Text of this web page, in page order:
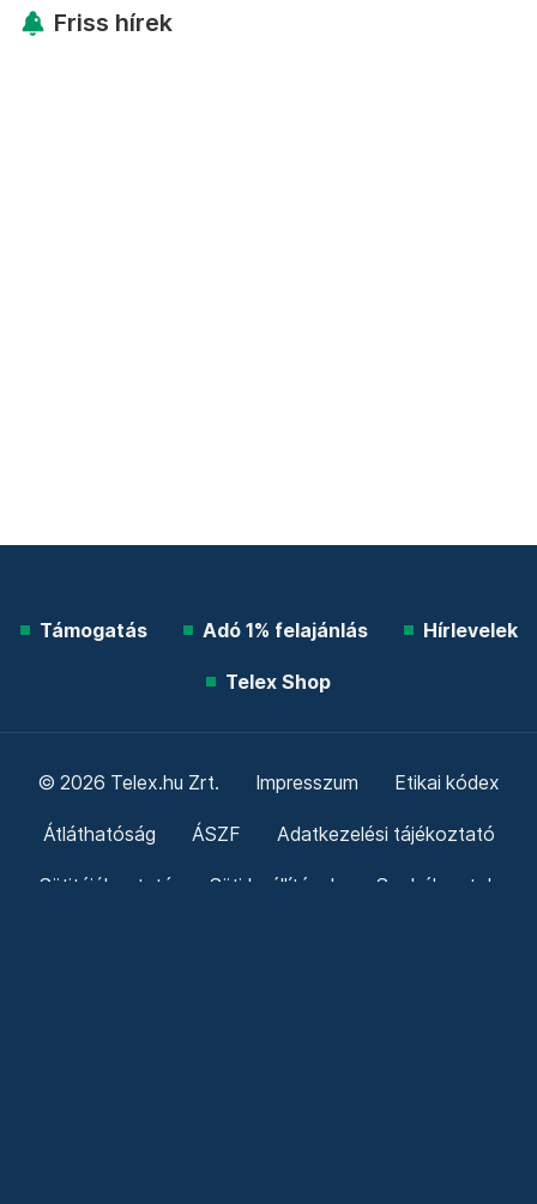
Friss hírek
Támogatás Adó 1% felajánlás Hírlevelek
Telex Shop
© 2026 Telex.hu Zrt. Impresszum Etikai kódex
Átláthatóság ÁSZF Adatkezelési tájékoztató
Sütitájékoztató Süti beállítások Szabályzatok